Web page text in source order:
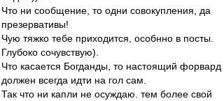
Что ни сообщение, то одни совокупления, да
презервативы!
Чую тяжко тебе приходится, особнно в посты.
Глубоко сочувствую).
Что касается Богданды, то настоящий форвард
должен всегда идти на гол сам.
Так что ни капли не осуждаю. тем более свой